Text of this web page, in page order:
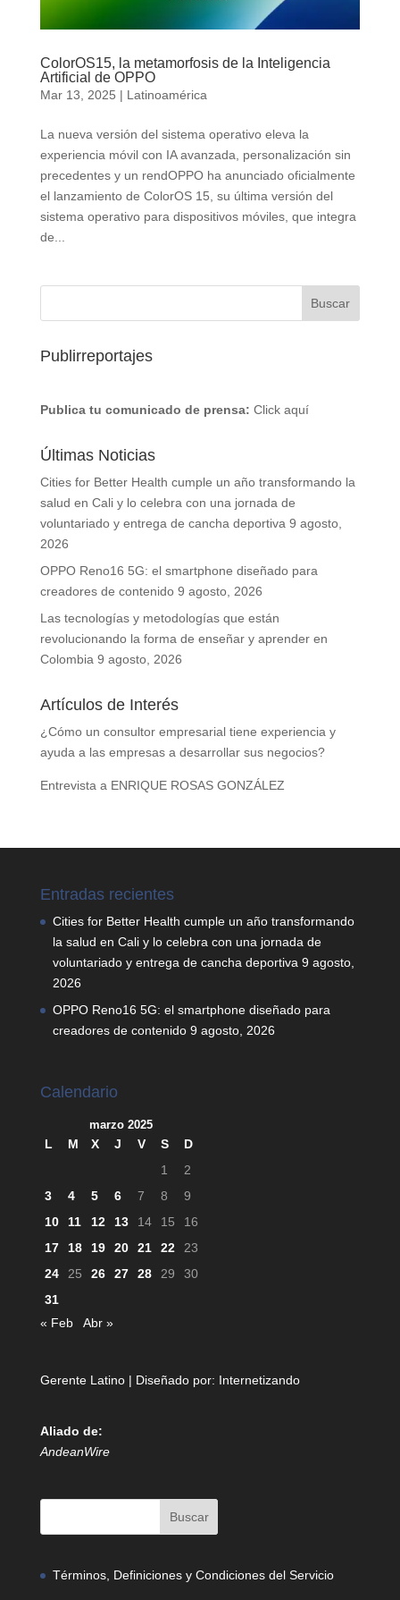
ColorOS15, la metamorfosis de la Inteligencia
Artificial de OPPO
Mar 13, 2025 | Latinoamérica
La nueva versión del sistema operativo eleva la
experiencia móvil con IA avanzada, personalización sin
precedentes y un rendOPPO ha anunciado oficialmente
el lanzamiento de ColorOS 15, su última versión del
sistema operativo para dispositivos móviles, que integra
de...
Publirreportajes
Publica tu comunicado de prensa: Click aquí
Últimas Noticias
Cities for Better Health cumple un año transformando la
salud en Cali y lo celebra con una jornada de
voluntariado y entrega de cancha deportiva 9 agosto,
2026
OPPO Reno16 5G: el smartphone diseñado para
creadores de contenido 9 agosto, 2026
Las tecnologías y metodologías que están
revolucionando la forma de enseñar y aprender en
Colombia 9 agosto, 2026
Artículos de Interés
¿Cómo un consultor empresarial tiene experiencia y
ayuda a las empresas a desarrollar sus negocios?
Entrevista a ENRIQUE ROSAS GONZÁLEZ
Entradas recientes
Cities for Better Health cumple un año transformando
la salud en Cali y lo celebra con una jornada de
voluntariado y entrega de cancha deportiva 9 agosto,
2026
OPPO Reno16 5G: el smartphone diseñado para
creadores de contenido 9 agosto, 2026
Calendario
marzo 2025
L M X J V S
D
1
2
3
4 5 6 7 8
9
10
11 12 13 14 15
16
17
18 19 20 21 22
23
24
25 26 27 28 29
30
31
« Feb
Abr »
Gerente Latino | Diseñado por: Internetizando
Aliado de:
AndeanWire
Términos, Definiciones y Condiciones del Servicio